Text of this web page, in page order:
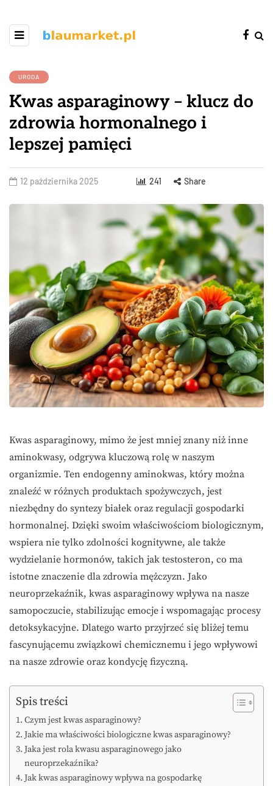
URODA
Kwas asparaginowy – klucz do
zdrowia hormonalnego i
lepszej pamięci
12 października 2025 241 Share
Kwas asparaginowy, mimo że jest mniej znany niż inne
aminokwasy, odgrywa kluczową rolę w naszym
organizmie. Ten endogenny aminokwas, który można
znaleźć w różnych produktach spożywczych, jest
niezbędny do syntezy białek oraz regulacji gospodarki
hormonalnej. Dzięki swoim właściwościom biologicznym,
wspiera nie tylko zdolności kognitywne, ale także
wydzielanie hormonów, takich jak testosteron, co ma
istotne znaczenie dla zdrowia mężczyzn. Jako
neuroprzekaźnik, kwas asparaginowy wpływa na nasze
samopoczucie, stabilizując emocje i wspomagając procesy
detoksykacyjne. Dlatego warto przyjrzeć się bliżej temu
fascynującemu związkowi chemicznemu i jego wpływowi
na nasze zdrowie oraz kondycję fizyczną.
Spis treści
Czym jest kwas asparaginowy?
Jakie ma właściwości biologiczne kwas asparaginowy?
Jaka jest rola kwasu asparaginowego jako
neuroprzekaźnika?
Jak kwas asparaginowy wpływa na gospodarkę